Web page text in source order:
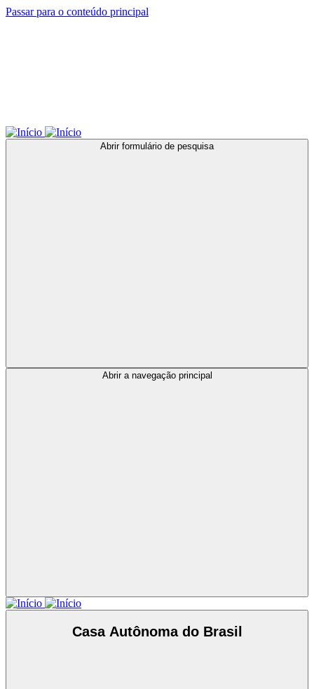
Passar para o conteúdo principal
Abrir formulário de pesquisa
Abrir a navegação principal
Casa Autônoma do Brasil